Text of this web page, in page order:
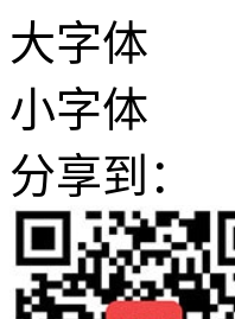
大字体
小字体
分享到：